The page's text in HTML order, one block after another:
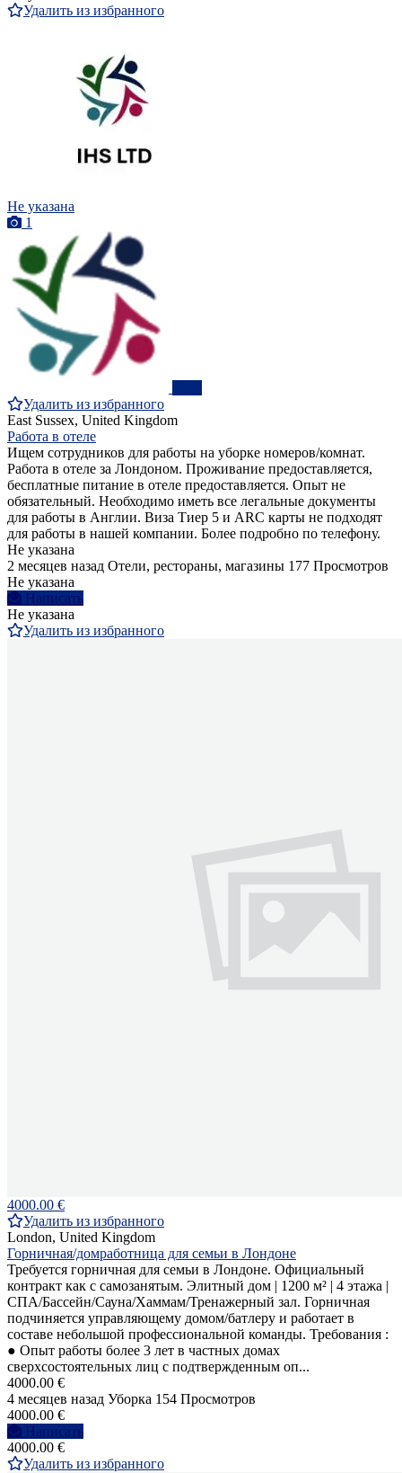
Удалить из избранного
Не указана
1
Удалить из избранного
East Sussex, United Kingdom
Работа в отеле
Ищем сотрудников для работы на уборке номеров/комнат.
Работа в отеле за Лондоном. Проживание предоставляется,
бесплатные питание в отеле предоставляется. Опыт не
обязательный. Необходимо иметь все легальные документы
для работы в Англии. Виза Тиер 5 и ARC карты не подходят
для работы в нашей компании. Более подробно по телефону.
Не указана
2 месяцев назад Отели, рестораны, магазины 177 Просмотров
Не указана
Написать
Не указана
Удалить из избранного
4000.00 €
Удалить из избранного
London, United Kingdom
Горничная/домработница для семьи в Лондоне
Требуется горничная для семьи в Лондоне. Официальный
контракт как с самозанятым. Элитный дом | 1200 м² | 4 этажа |
СПА/Бассейн/Сауна/Хаммам/Тренажерный зал. Горничная
подчиняется управляющему домом/батлеру и работает в
составе небольшой профессиональной команды. Требования :
● Опыт работы более 3 лет в частных домах
сверхсостоятельных лиц с подтвержденным оп...
4000.00 €
4 месяцев назад Уборка 154 Просмотров
4000.00 €
Написать
4000.00 €
Удалить из избранного